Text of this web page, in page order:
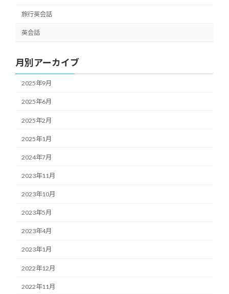
旅行英会話
英会話
月別アーカイブ
2025年9月
2025年6月
2025年2月
2025年1月
2024年7月
2023年11月
2023年10月
2023年5月
2023年4月
2023年1月
2022年12月
2022年11月